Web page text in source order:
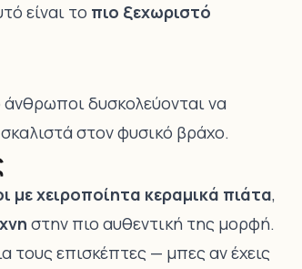
είναι το πιο ξεχωριστό
δυσκολεύονται να
στον φυσικό βράχο.
με χειροποίητα κεραμικά πιάτα,
στην πιο αυθεντική της μορφή.
τους επισκέπτες — μπες αν έχεις